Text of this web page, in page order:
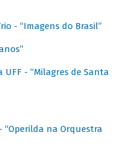
- “Imagens do Brasil”
UFF - “Milagres de Santa
na Orquestra